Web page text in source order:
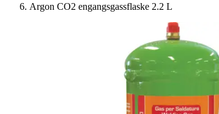
Argon CO2 engangsgassflaske 2.2 L